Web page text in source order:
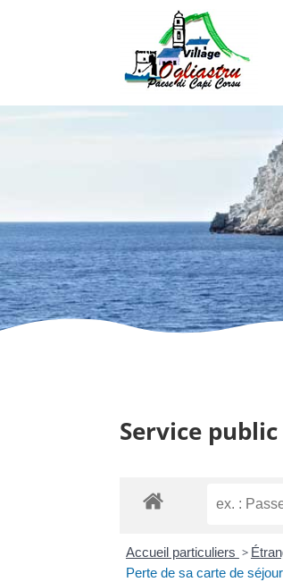
Service public
Accueil particuliers >
Perte de sa carte de